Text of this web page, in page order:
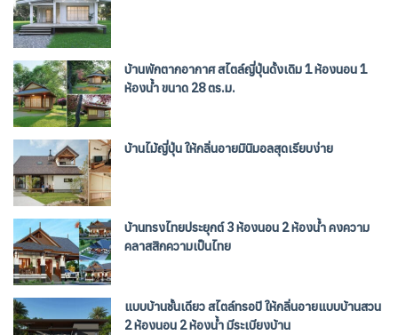
บ้านพักตากอากาศ สไตล์ญี่ปุ่นดั้งเดิม 1 ห้องนอน 1
ห้องน้ำ ขนาด 28 ตร.ม.
บ้านไม้ญี่ปุ่น ให้กลิ่นอายมินิมอลสุดเรียบง่าย
บ้านทรงไทยประยุกต์ 3 ห้องนอน 2 ห้องน้ำ คงความ
คลาสสิกความเป็นไทย
แบบบ้านชั้นเดียว สไตล์ทรอปิ ให้กลิ่นอายแบบบ้านสวน
2 ห้องนอน 2 ห้องน้ำ มีระเบียงบ้าน